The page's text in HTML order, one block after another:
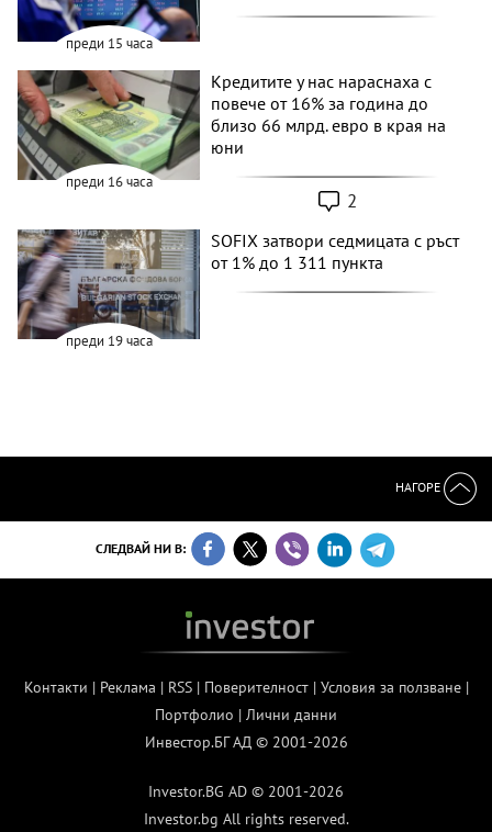
преди 15 часа
преди 16 часа
Кредитите у нас нараснаха с
повече от 16% за година до
близо 66 млрд. евро в края на
юни
2
преди 19 часа
SOFIX затвори седмицата с ръст
от 1% до 1 311 пункта
НАГОРЕ
СЛЕДВАЙ НИ В:
Контакти | Реклама | RSS| Поверителност| Условия за ползване|
Портфолио | Лични данни
Инвестор.БГ АД © 2001-2026
Investor.BG AD © 2001-2026
Investor.bg All rights reserved.